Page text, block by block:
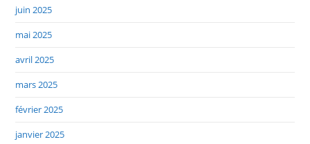
juin 2025
mai 2025
avril 2025
mars 2025
février 2025
janvier 2025